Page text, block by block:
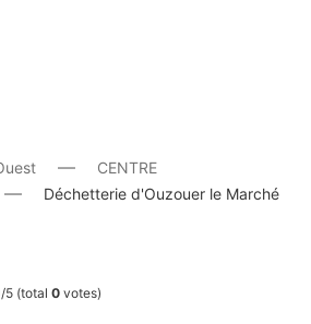
CENTRE
Déchetterie d'Ouzouer le Marché
5 (total 0 votes)